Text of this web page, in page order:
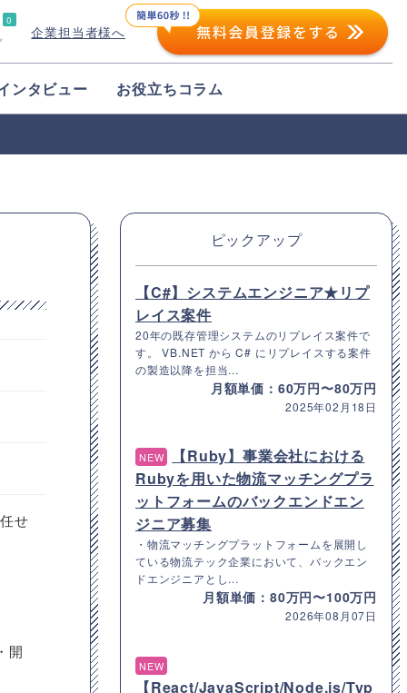
0
企業担当者様へ
ンタビュー お役立ちコラム
せ
開
ピックアップ
【C#】システムエンジニア★リプ
レイス案件
20年の既存管理システムのリプレイス案件で
す。 VB.NET から C# にリプレイスする案件
の製造以降を担当...
月額単価：60万円〜80万円
2025年02月18日
NEW
【Ruby】事業会社における
Rubyを用いた物流マッチングプラ
ットフォームのバックエンドエン
ジニア募集
・物流マッチングプラットフォームを展開し
ている物流テック企業において、バックエン
ドエンジニアとし...
月額単価：80万円〜100万円
2026年08月07日
NEW
【React/JavaScript/Node.js/Typ